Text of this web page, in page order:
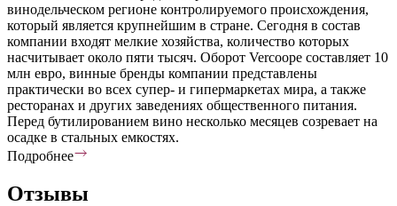
винодельческом регионе контролируемого происхождения,
который является крупнейшим в стране. Сегодня в состав
компании входят мелкие хозяйства, количество которых
насчитывает около пяти тысяч. Оборот Vercoope составляет 10
млн евро, винные бренды компании представлены
практически во всех супер- и гипермаркетах мира, а также
ресторанах и других заведениях общественного питания.
Перед бутилированием вино несколько месяцев созревает на
осадке в стальных емкостях.
Подробнее
Отзывы